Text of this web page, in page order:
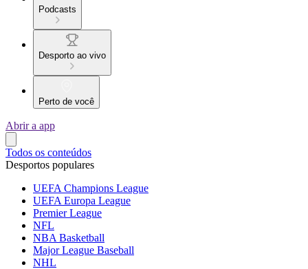
Podcasts
Desporto ao vivo
Perto de você
Abrir a app
Todos os conteúdos
Desportos populares
UEFA Champions League
UEFA Europa League
Premier League
NFL
NBA Basketball
Major League Baseball
NHL